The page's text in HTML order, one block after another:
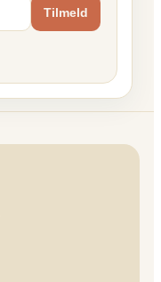
Tilmeld